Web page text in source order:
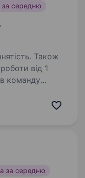
середню
Також
від 1
за середню